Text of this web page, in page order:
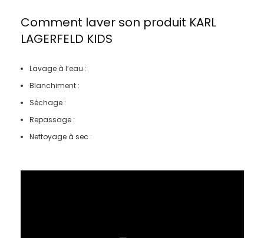
Comment laver son produit KARL
LAGERFELD KIDS
Lavage à l’eau :
Blanchiment :
Séchage :
Repassage :
Nettoyage à sec :